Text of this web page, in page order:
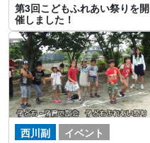
第3回こどもふれあい祭りを開
催しました！
西川副 イベント